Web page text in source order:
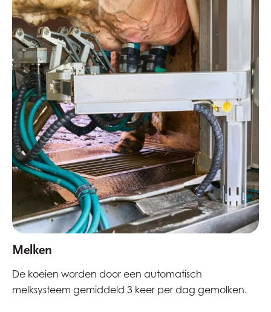
Melken
De koeien worden door een automatisch
melksysteem gemiddeld 3 keer per dag gemolken.